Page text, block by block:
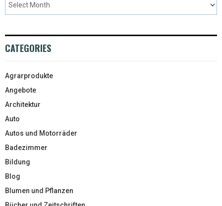
CATEGORIES
Agrarprodukte
Angebote
Architektur
Auto
Autos und Motorräder
Badezimmer
Bildung
Blog
Blumen und Pflanzen